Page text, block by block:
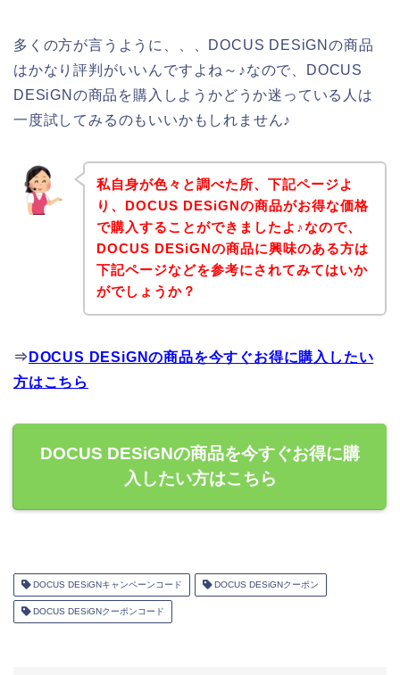
多くの方が言うように、、、DOCUS DESiGNの商品
はかなり評判がいいんですよね～♪なので、DOCUS
DESiGNの商品を購入しようかどうか迷っている人は
一度試してみるのもいいかもしれません♪
私自身が色々と調べた所、下記ページよ
り、DOCUS DESiGNの商品がお得な価格
で購入することができましたよ♪なので、
DOCUS DESiGNの商品に興味のある方は
下記ページなどを参考にされてみてはいか
がでしょうか？
⇒ DOCUS DESiGNの商品を今すぐお得に購入したい
方はこちら
DOCUS DESiGNの商品を今すぐお得に購
入したい方はこちら
DOCUS DESiGNキャンペーンコード DOCUS DESiGNクーポン
DOCUS DESiGNクーポンコード